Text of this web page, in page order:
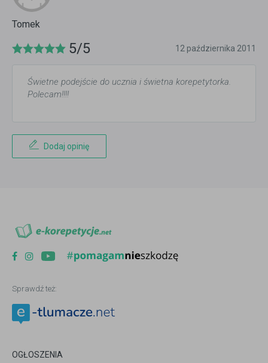
Tomek
5/5 12 października 2011
Świetne podejście do ucznia i świetna korepetytorka.
Polecam!!!!
Dodaj opinię
Sprawdź też:
OGŁOSZENIA